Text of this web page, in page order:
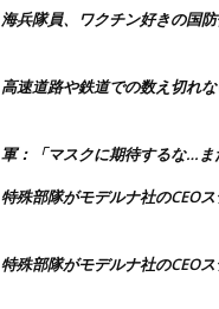
海兵隊員、ワクチン好きの国
高速道路や鉄道での数え切れ
軍：「マスクに期待するな…ま
特殊部隊がモデルナ社のCEO
特殊部隊がモデルナ社のCEO